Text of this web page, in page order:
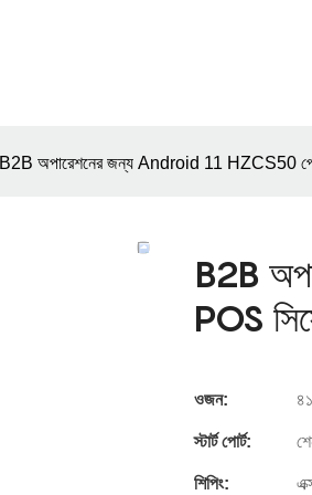
B2B অপারেশনের জন্য Android 11 HZCS50
B2B
POS
ওজন:
স্টার্ট পোর্ট:
শিপিং: